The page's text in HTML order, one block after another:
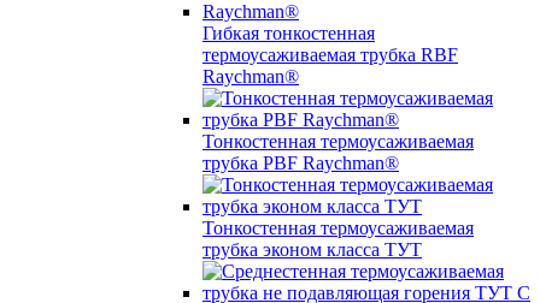
Гибкая тонкостенная
термоусаживаемая трубка RBF
Raychman®
Тонкостенная термоусаживаемая
трубка PBF Raychman®
Тонкостенная термоусаживаемая
трубка эконом класса ТУТ